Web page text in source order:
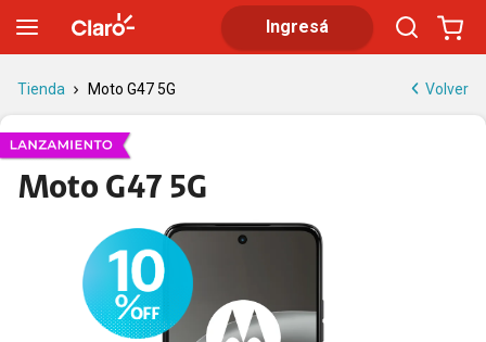
Ingresá
Tienda Moto G47 5G Volver
Moto G47 5G
Moto G47 5G con NFC y 128 GB | Claro